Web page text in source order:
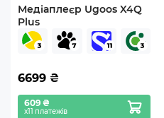
Медіаплеєр Ugoos X4Q
Plus
6699 ₴
609 ₴
х11 платежів